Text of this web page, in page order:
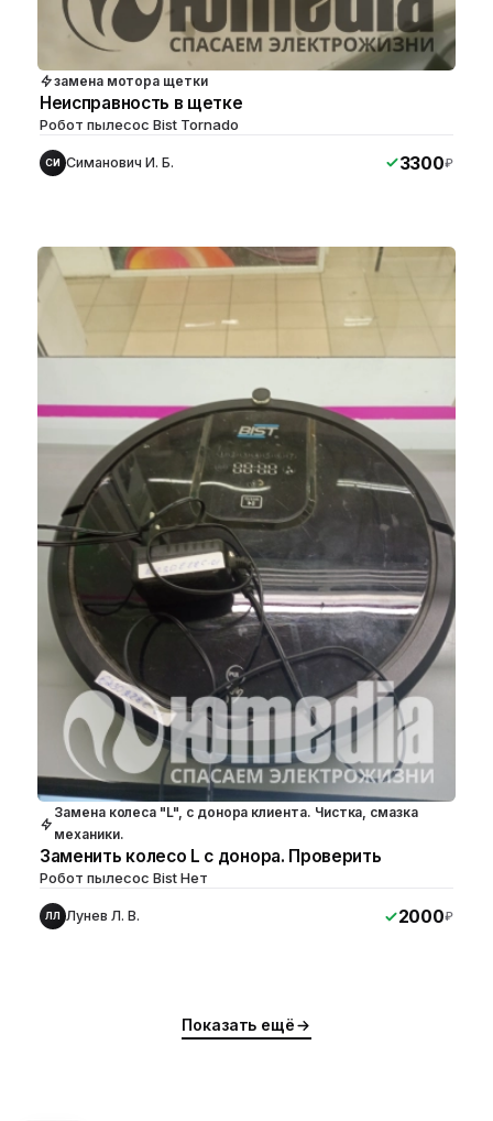
замена мотора щетки
Неисправность в щетке
Робот пылесос Bist Tornado
СИ Симанович И. Б. 3300₽
Замена колеса "L", с донора клиента. Чистка, смазка
механики.
Заменить колесо L с донора. Проверить
Робот пылесос Bist Нет
ЛЛ Лунев Л. В. 2000₽
Показать ещё